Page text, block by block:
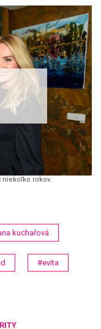
niekoľko rokov.
kuchařová
#evita